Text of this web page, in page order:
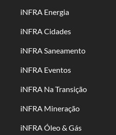
iNFRA Energia
iNFRA Cidades
iNFRA Saneamento
iNFRA Eventos
iNFRA Na Transição
iNFRA Mineração
iNFRA Óleo & Gás